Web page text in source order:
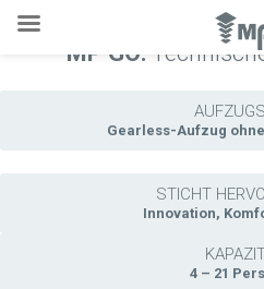
MP GO:
Gearless-Aufzug
STICHT
Innovation,
4 – 21